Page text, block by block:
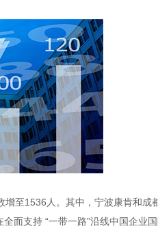
至1536人。其中，宁波康肯和成
面支持 “一带一路”沿线中国企业